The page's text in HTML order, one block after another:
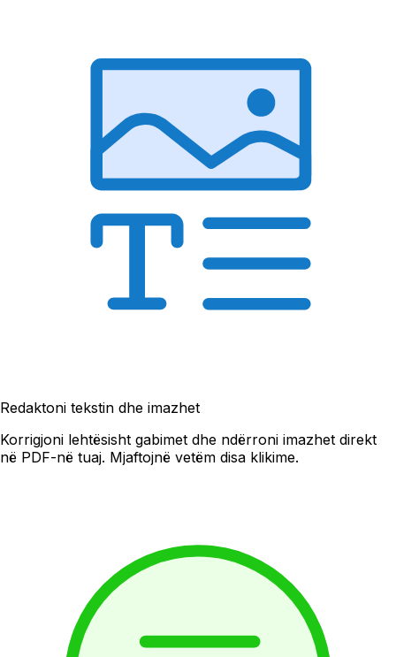
Redaktoni tekstin dhe imazhet
Korrigjoni lehtësisht gabimet dhe ndërroni imazhet direkt
në PDF-në tuaj. Mjaftojnë vetëm disa klikime.